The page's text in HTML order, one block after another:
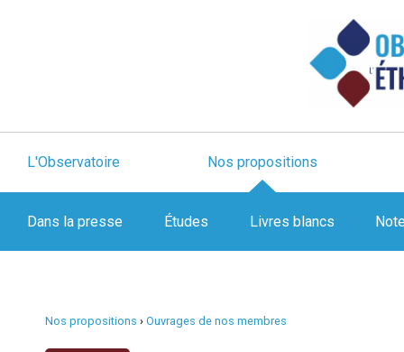
L'Observatoire Nos propositions
Dans la presse Études Livres blancs
Nos propositions › Ouvrages de nos membres